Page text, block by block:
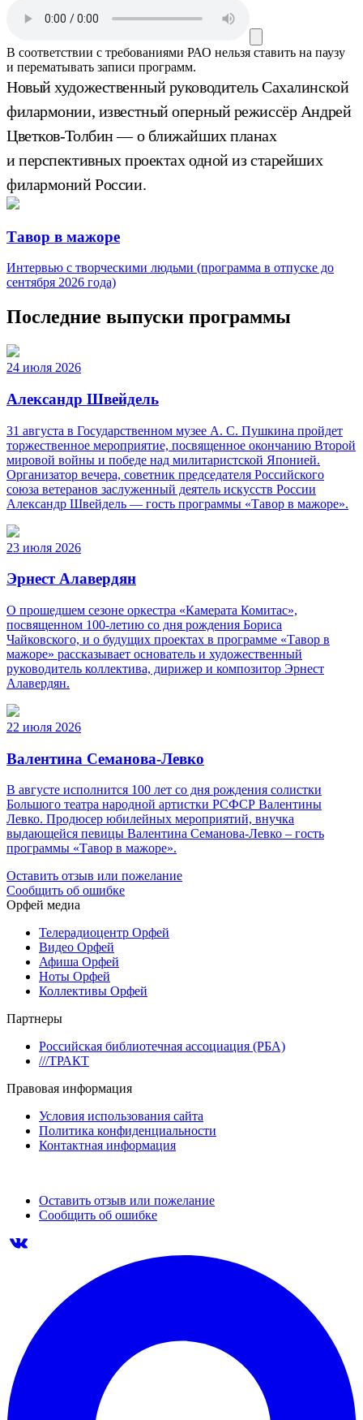
В соответствии с требованиями РАО нельзя ставить на паузу
и перематывать записи программ.
Новый художественный руководитель Сахалинской
филармонии, известный оперный режиссёр Андрей
Цветков-Толбин — о ближайших планах
и перспективных проектах одной из старейших
филармоний России.
Тавор в мажоре
Интервью с творческими людьми (программа в отпуске до
сентября 2026 года)
Последние выпуски программы
24 июля 2026
Александр Швейдель
31 августа в Государственном музее А. С. Пушкина пройдет
торжественное мероприятие, посвященное окончанию Второй
мировой войны и победе над милитаристской Японией.
Организатор вечера, советник председателя Российского
союза ветеранов заслуженный деятель искусств России
Александр Швейдель — гость программы «Тавор в мажоре».
23 июля 2026
Эрнест Алавердян
О прошедшем сезоне оркестра «Камерата Комитас»,
посвященном 100-летию со дня рождения Бориса
Чайковского, и о будущих проектах в программе «Тавор в
мажоре» рассказывает основатель и художественный
руководитель коллектива, дирижер и композитор Эрнест
Алавердян.
22 июля 2026
Валентина Семанова-Левко
В августе исполнится 100 лет со дня рождения солистки
Большого театра народной артистки РСФСР Валентины
Левко. Продюсер юбилейных мероприятий, внучка
выдающейся певицы Валентина Семанова-Левко – гость
программы «Тавор в мажоре».
Оставить отзыв или пожелание
Сообщить об ошибке
Орфей медиа
Телерадиоцентр Орфей
Видео Орфей
Афиша Орфей
Ноты Орфей
Коллективы Орфей
Партнеры
Российская библиотечная ассоциация (РБА)
///ТРАКТ
Правовая информация
Условия использования сайта
Политика конфиденциальности
Контактная информация
Оставить отзыв или пожелание
Сообщить об ошибке